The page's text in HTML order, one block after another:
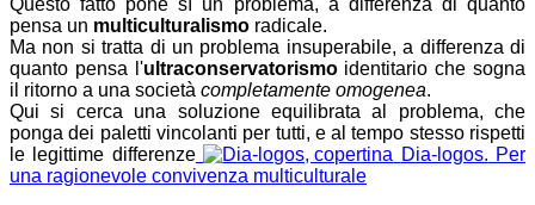
Questo fatto pone sì un problema, a differenza di quanto
pensa un multiculturalismo radicale.
Ma non si tratta di un problema insuperabile, a differenza di
quanto pensa l'ultraconservatorismoidentitario che sogna
il ritorno a una società completamente omogenea.
Qui si cerca una soluzione equilibrata al problema, che
ponga dei paletti vincolanti per tutti, e al tempo stesso rispetti
le legittime differenze
Dia-logos. Per
una ragionevole convivenza multiculturale